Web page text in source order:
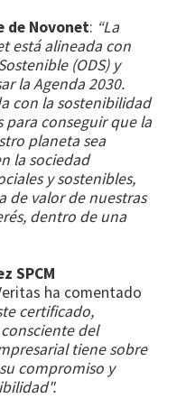
de Novonet: “La
está alineada con
(ODS) y
la Agenda 2030.
con la sostenibilidad
para conseguir que la
planeta sea
la sociedad
y sostenibles,
de valor de nuestras
dentro de una
SPCM
ha comentado
certificado,
del
tiene sobre
compromiso y